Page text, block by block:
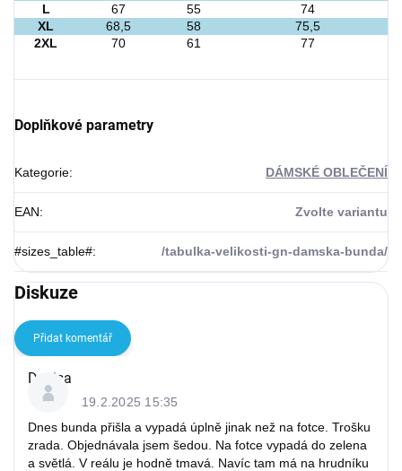
L
67 55
74
XL
68,5 58
75,5
2XL
70 61 77
Doplňkové parametry
Kategorie: DÁMSKÉ OBLEČENÍ
EAN: Zvolte variantu
#sizes_table#: /tabulka-velikosti-gn-damska-bunda/
Diskuze
Přidat komentář
Denisa
19.2.2025 15:35
Dnes bunda přišla a vypadá úplně jinak než na fotce. Trošku
zrada. Objednávala jsem šedou. Na fotce vypadá do zelena
a světlá. V reálu je hodně tmavá. Navíc tam má na hrudníku